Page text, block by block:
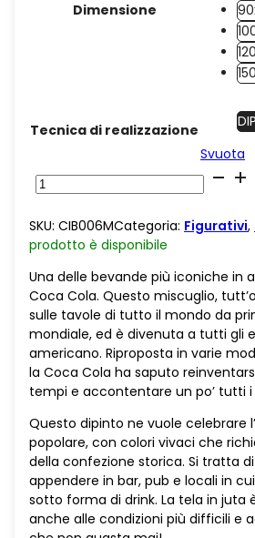
Dimensione
Tecnica di realizzazione
Svuota
Juta
Coca
quantità
SKU: CIB006MCategoria: Figurativi,
prodotto è disponibile
Una delle bevande più iconiche in
Coca Cola. Questo miscuglio,
sulle tavole di tutto il mondo da
mondiale, ed è divenuta a tutti gli
americano. Riproposta in varie
la Coca Cola ha saputo
tempi e accontentare un po’ tutti i
Questo dipinto ne vuole celebrare
popolare, con colori vivaci che
della confezione storica. Si tratta
appendere in bar, pub e locali in
sotto forma di drink. La tela in juta
anche alle condizioni più difficili e